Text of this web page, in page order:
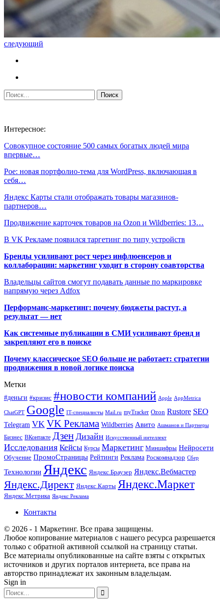
следующий
Интересное:
Совокупное состояние 500 самых богатых людей мира
впервые…
Poe: новая портфолио-тема для WordPress, включающая в
себя…
Яндекс Карты стали отображать товары магазинов-
партнеров…
Продвижение карточек товаров на Ozon и Wildberries: 13…
В VK Рекламе появился таргетинг по типу устройств
Бренды усиливают рост через инфлюенсеров и
коллаборации: маркетинг уходит в сторону соавторства
Владельцы сайтов смогут подавать данные по маркировке
напрямую через Adfox
Перформанс-маркетинг: почему бюджеты растут, а
результат — нет
Как системные публикации в СМИ усиливают бренд и
закрепляют его в поиске
Почему классическое SEO больше не работает: стратегии
продвижения в новой логике поиска
Метки
#деньги #кризис #новости компаний Apple AppMetrica
ChatGPT Google IT-специалисты Mail.ru myTracker Ozon Rustore SEO
Telegram VK VK Реклама Wildberries Авито Ашманов и Партнеры
Бизнес ВКонтакте Дзен Дизайн Искусственный интеллект
Исследования Кейсы Курсы Маркетинг Минцифры Нейросети
Обучение ПромоСтраницы Рейтинги Реклама Роскомнадзор Сбер
Технологии Яндекс Яндекс.Браузер Яндекс.Вебмастер
Яндекс.Директ Яндекс.Карты Яндекс.Маркет
Яндекс.Метрика Яндекс Реклама
Контакты
© 2026 - 1 Маркетинг. Все права защищены.
Любое копирование материалов с нашего ресурса разрешается
только с обратной активной ссылкой на страницу статьи.
Все материалы опубликованные на сайте взяты с открытых
источников и других порталов интернета, все права на
авторство принадлежат их законным владельцам.
Sign in